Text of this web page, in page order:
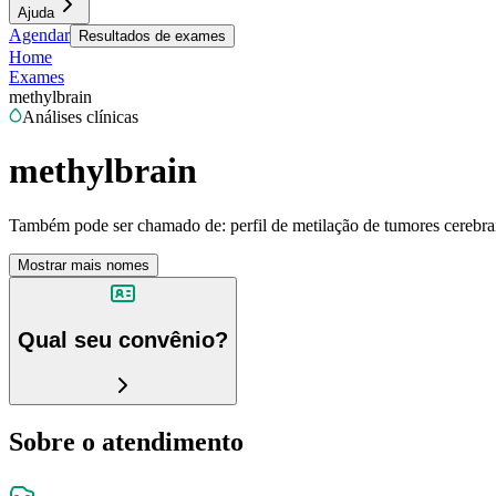
Ajuda
Agendar Resultados de exames
Home
Exames
methylbrain
Análises clínicas
methylbrain
Também pode ser chamado de: perfil de metilação de tumores
Mostrar mais nomes
Qual seu convênio?
Sobre o atendimento